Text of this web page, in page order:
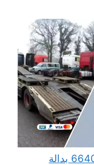
ونش كرين سطحة ام الهيمان 66400336 بدالة